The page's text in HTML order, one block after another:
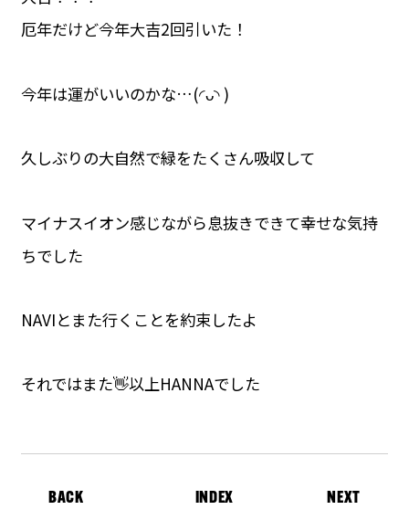
厄年だけど今年大吉2回引いた！
今年は運がいいのかな…(◜ᴗ◝ )
久しぶりの大自然で緑をたくさん吸収して
マイナスイオン感じながら息抜きできて幸せな気持
ちでした
NAVIとまた行くことを約束したよ
それではまた👋以上HANNAでした
BACK INDEX NEXT